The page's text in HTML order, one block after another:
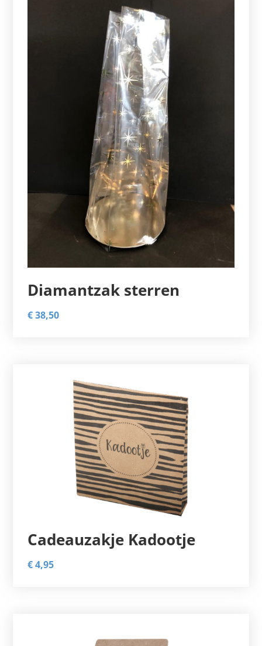
Diamantzak sterren
€38,50
Cadeauzakje Kadootje
€4,95